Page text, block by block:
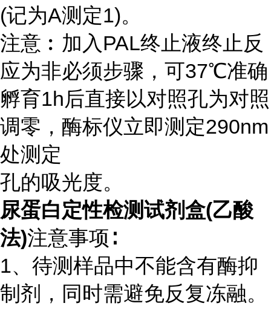
(记为A测定1)。
注意︰加入PAL终止液终止反
应为非必须步骤，可37℃准确
孵育1h后直接以对照孔为对照
调零，酶标仪立即测定290nm
处测定
孔的吸光度。
尿蛋白定性检测试剂盒(乙酸
法)注意事项∶
1、待测样品中不能含有酶抑
制剂，同时需避免反复冻融。